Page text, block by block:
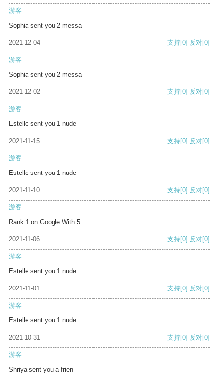
游客
Sophia sent you 2 messa
2021-12-04 支持[0] 反对[0]
游客
Sophia sent you 2 messa
2021-12-02 支持[0] 反对[0]
游客
Estelle sent you 1 nude
2021-11-15 支持[0] 反对[0]
游客
Estelle sent you 1 nude
2021-11-10 支持[0] 反对[0]
游客
Rank 1 on Google With 5
2021-11-06 支持[0] 反对[0]
游客
Estelle sent you 1 nude
2021-11-01 支持[0] 反对[0]
游客
Estelle sent you 1 nude
2021-10-31 支持[0] 反对[0]
游客
Shriya sent you a frien